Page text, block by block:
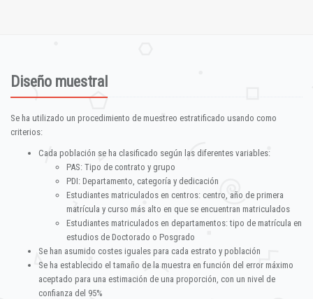
Diseño muestral
Se ha utilizado un procedimiento de muestreo estratificado usando como
criterios:
Cada población se ha clasificado según las diferentes variables:
PAS: Tipo de contrato y grupo
PDI: Departamento, categoría y dedicación
Estudiantes matriculados en centros: centro, año de primera
matrícula y curso más alto en que se encuentran matriculados
Estudiantes matriculados en departamentos: tipo de matrícula en
estudios de Doctorado o Posgrado
Se han asumido costes iguales para cada estrato y población
Se ha establecido el tamaño de la muestra en función del error máximo
aceptado para una estimación de una proporción, con un nivel de
confianza del 95%